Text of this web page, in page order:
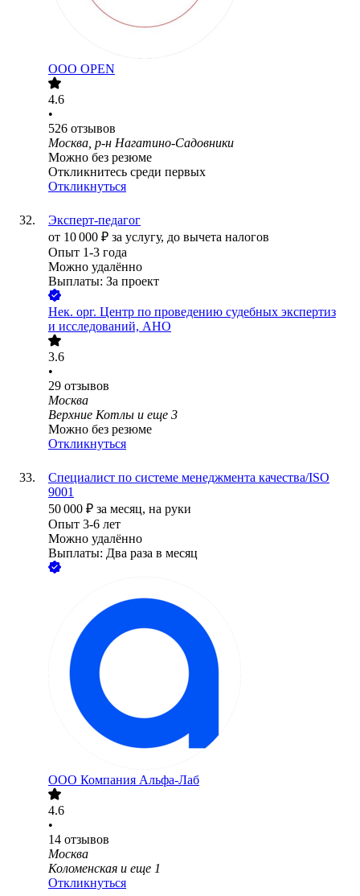
ООО OPEN
4.6
•
526 отзывов
Москва, р-н Нагатино-Садовники
Можно без резюме
Откликнитесь среди первых
Откликнуться
Эксперт-педагог
от 10 000 ₽ за услугу, до вычета налогов
Опыт 1-3 года
Можно удалённо
Выплаты: За проект
Нек. орг. Центр по проведению судебных экспертиз
и исследований, АНО
3.6
•
29 отзывов
Москва
Верхние Котлы и еще 3
Можно без резюме
Откликнуться
Специалист по системе менеджмента качества/ISO
9001
50 000 ₽ за месяц, на руки
Опыт 3-6 лет
Можно удалённо
Выплаты: Два раза в месяц
ООО Компания Альфа-Лаб
4.6
•
14 отзывов
Москва
Коломенская и еще 1
Откликнуться